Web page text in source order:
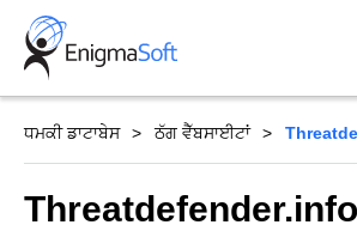
Skip
content
ਧਮਕੀ ਡਾਟਾਬੇਸ ਠੱਗ ਵੈੱਬਸਾਈਟਾਂ
Threatdefender.info